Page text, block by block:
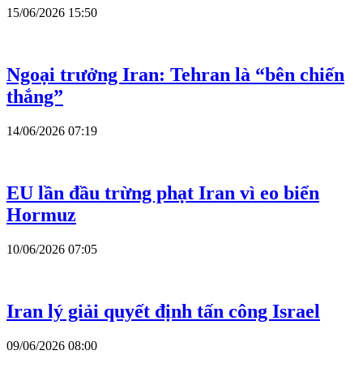
15/06/2026 15:50
Ngoại trưởng Iran: Tehran là “bên chiến
thắng”
14/06/2026 07:19
EU lần đầu trừng phạt Iran vì eo biển
Hormuz
10/06/2026 07:05
Iran lý giải quyết định tấn công Israel
09/06/2026 08:00